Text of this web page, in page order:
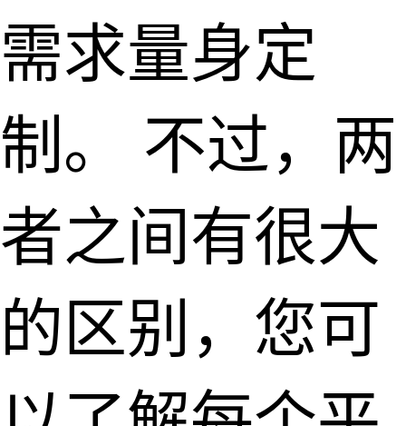
需求量身定
制。 不过，两
者之间有很大
的区别，您可